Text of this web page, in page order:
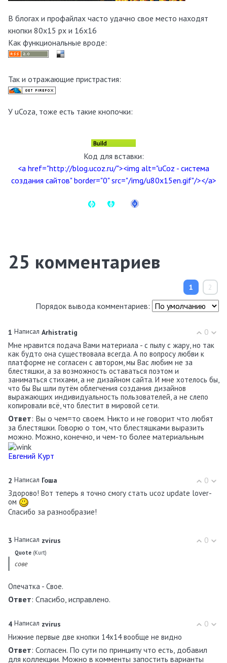
В блогах и профайлах часто удачно свое место находят
кнопки 80х15 px и 16x16
Как функциональные вроде:
Так и отражающие пристрастия:
У uCoza, тоже есть такие кнопочки:
Код для вставки:
<a href="http://blog.ucoz.ru/"><img alt="uCoz - система
создания сайтов" border="0" src="/img/u80x15en.gif"/></a>
25 комментариев
1 2
Порядок вывода комментариев:
0
1 Написал Arhistratig
Мне нравится подача Вами материала - с пылу с жару, но так
как будто она существовала всегда. А по вопросу любви к
платформе не согласен с автором, мы Вас любим не за
блестяшки, а за возможность оставаться поэтом и
заниматься стихами, а не дизайном сайта. И мне хотелось бы,
что бы Вы шли путём облегчения создания дизайнов
выражающих индивидуальность пользователей, а не слепо
копировали всё, что блестит в мировой сети.
Ответ: Вы о чем=то своем. Никто и не говорит что любят
за блестяшки. Говорю о том, что блестяшками выразить
можно. Можно, конечно, и чем-то более материальным
Евгений Курт
0
2 Написал Гоша
Здорово! Вот теперь я точно смогу стать ucoz update lover-
ом
Спасибо за разнообразие!
0
3 Написал zvirus
Quote (Kurt)
сове
Опечатка - Свое.
Ответ: Спасибо, исправлено.
0
4 Написал zvirus
Нижние первые две кнопки 14x14 вообще не видно
Ответ: Согласен. По сути по принципу что есть, добавил
для коллекции. Можно в комменты запостить варианты